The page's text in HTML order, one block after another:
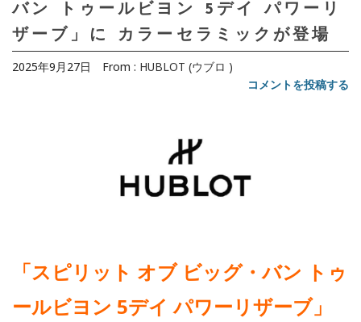
バン トゥールビヨン 5デイ パワーリ
ザーブ」に カラーセラミックが登場
2025年9月27日 From : HUBLOT (ウブロ )
コメントを投稿する
「スピリット オブ ビッグ・バン トゥ
ールビヨン 5デイ パワーリザーブ」